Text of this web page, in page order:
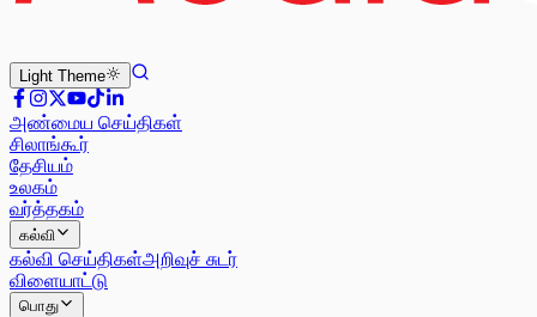
Light Theme
அண்மைய செய்திகள்
சிலாங்கூர்
தேசியம்
உலகம்
வர்த்தகம்
கல்வி
கல்வி செய்திகள்அறிவுச் சுடர்
விளையாட்டு
பொது